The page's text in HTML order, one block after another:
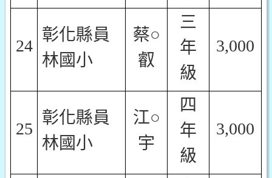
24
彰化縣員
林國小
蔡○
叡
三
年
級
3,000
25
彰化縣員
林國小
江○
宇
四
年
級
3,000